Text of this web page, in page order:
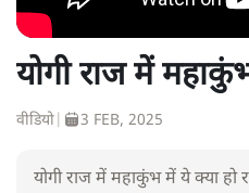
योगी राज में
वीडियो 3 FEB, 2025
योगी राज में महाकुंभ में ये क्या